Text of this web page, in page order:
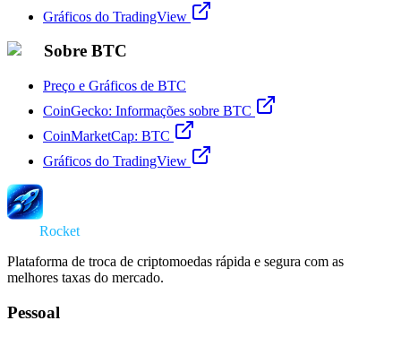
Gráficos do TradingView
Sobre BTC
Preço e Gráficos de BTC
CoinGecko: Informações sobre BTC
CoinMarketCap: BTC
Gráficos do TradingView
Rocket
Plataforma de troca de criptomoedas rápida e segura com as
melhores taxas do mercado.
Pessoal